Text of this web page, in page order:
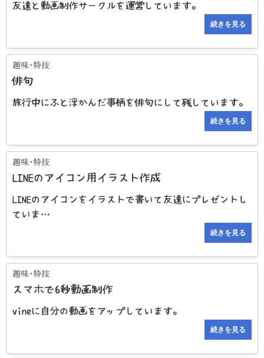
友達と動画制作サークルを運営しています。
続きを見る
俳句
旅行中にふと浮かんだ事柄を俳句にして残しています。
続きを見る
LINEのアイコン用イラスト作成
LINEのアイコンをイラストで書いて友達にプレゼントし
ていま…
続きを見る
スマホで6秒動画制作
vineに自分の動画をアップしています。
続きを見る